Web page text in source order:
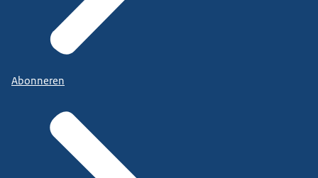
Abonneren